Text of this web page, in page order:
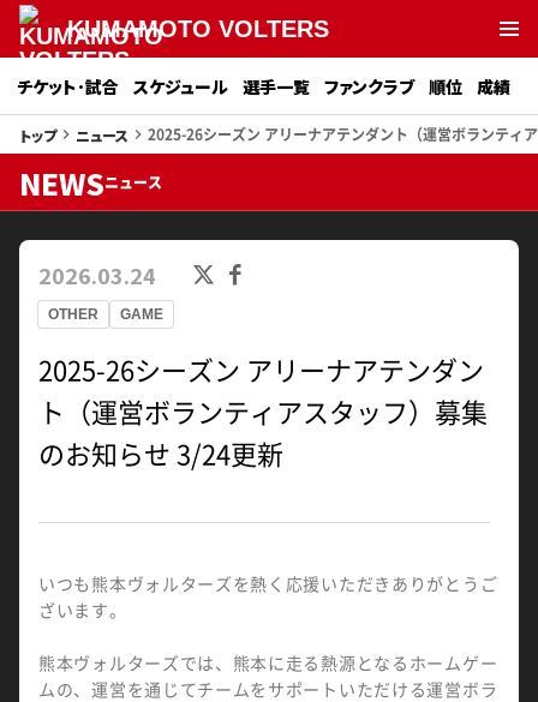
KUMAMOTO VOLTERS
チケット･試合 スケジュール 選手一覧 ファンクラブ 順位 成績
トップkeyboard_arrow_right ニュース keyboard_arrow_right 2025-26シーズン アリーナアテンダント（運営ボランティ
NEWSニュース
OTHER GAME
2026.03.24
2025-26シーズン アリーナアテンダン
ト（運営ボランティアスタッフ）募集
のお知らせ 3/24更新
いつも熊本ヴォルターズを熱く応援いただきありがとうご
ざいます。
熊本ヴォルターズでは、熊本に走る熱源となるホームゲー
ムの、運営を通じてチームをサポートいただける運営ボラ